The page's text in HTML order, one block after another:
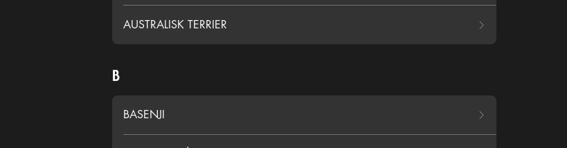
AUSTRALISK TERRIER
B
BASENJI